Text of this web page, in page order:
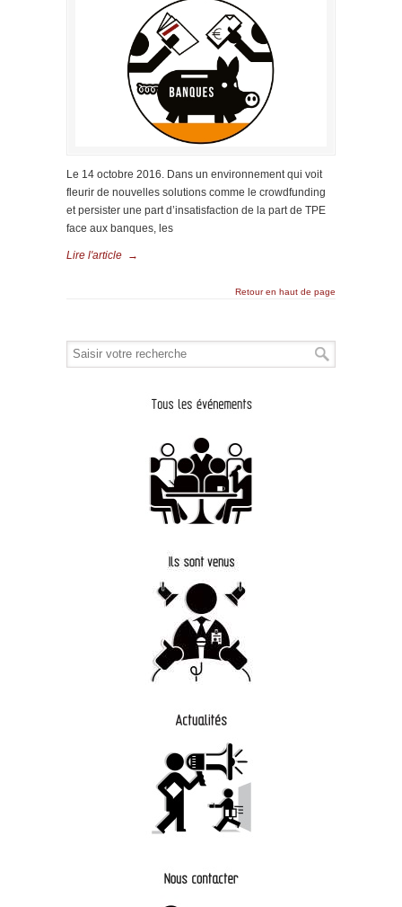
Le 14 octobre 2016. Dans un environnement qui voit
fleurir de nouvelles solutions comme le crowdfunding
et persister une part d’insatisfaction de la part de TPE
face aux banques, les
Lire l'article →
Retour en haut de page